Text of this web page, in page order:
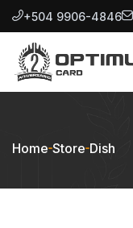
+504 9906-4846
Home Store Dish